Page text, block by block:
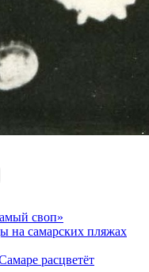
своп»
на самарских пляжах
расцветёт